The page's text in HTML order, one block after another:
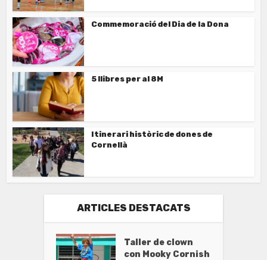
Commemoració del Dia de la Dona
5 llibres per al 8M
Itinerari històric de dones de
Cornellà
ARTICLES DESTACATS
Taller de clown
con Mooky Cornish